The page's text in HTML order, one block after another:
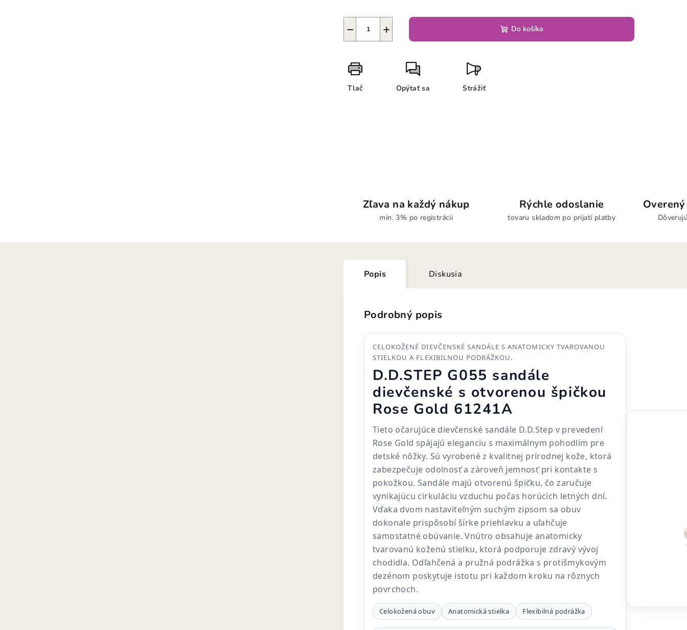
+
− Do košíka
Tlač Opýtať sa Strážiť
Zľava na každý nákup
min. 3% po registrácii
Rýchle odoslanie
tovaru skladom po prijatí platby
Popis Diskusia
Podrobný popis
CELOKOŽENÉ DIEVČENSKÉ SANDÁLE S ANATOMICKY TVAROVANOU
STIELKOU A FLEXIBILNOU PODRÁŽKOU.
D.D.STEP G055 sandále
dievčenské s otvorenou špičkou
Rose Gold 61241A
Tieto očarujúce dievčenské sandále D.D.Step v prevedení
Rose Gold spájajú eleganciu s maximálnym pohodlím pre
detské nôžky. Sú vyrobené z kvalitnej prírodnej kože, ktorá
zabezpečuje odolnosť a zároveň jemnosť pri kontakte s
pokožkou. Sandále majú otvorenú špičku, čo zaručuje
vynikajúcu cirkuláciu vzduchu počas horúcich letných dní.
Vďaka dvom nastaviteľným suchým zipsom sa obuv
dokonale prispôsobí šírke priehlavku a uľahčuje
samostatné obúvanie. Vnútro obsahuje anatomicky
tvarovanú koženú stielku, ktorá podporuje zdravý vývoj
chodidla. Odľahčená a pružná podrážka s protišmykovým
dezénom poskytuje istotu pri každom kroku na rôznych
povrchoch.
Celokožená obuv Anatomická stielka Flexibilná podrážka